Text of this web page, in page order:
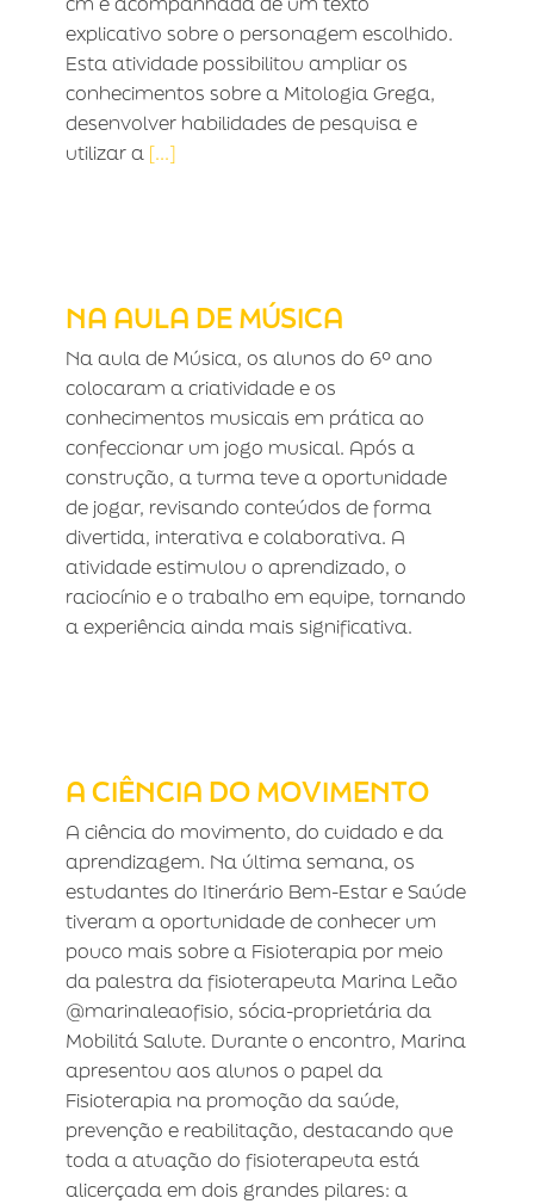
explicativo sobre o personagem escolhido.
Esta atividade possibilitou ampliar os
conhecimentos sobre a Mitologia Grega,
desenvolver habilidades de pesquisa e
utilizar a [...]
NA AULA DE MÚSICA
Na aula de Música, os alunos do 6º ano
colocaram a criatividade e os
conhecimentos musicais em prática ao
confeccionar um jogo musical. Após a
construção, a turma teve a oportunidade
de jogar, revisando conteúdos de forma
divertida, interativa e colaborativa. A
atividade estimulou o aprendizado, o
raciocínio e o trabalho em equipe, tornando
a experiência ainda mais significativa.
A CIÊNCIA DO MOVIMENTO
A ciência do movimento, do cuidado e da
aprendizagem. Na última semana, os
estudantes do Itinerário Bem-Estar e Saúde
tiveram a oportunidade de conhecer um
pouco mais sobre a Fisioterapia por meio
da palestra da fisioterapeuta Marina Leão
@marinaleaofisio, sócia-proprietária da
Mobilitá Salute. Durante o encontro, Marina
apresentou aos alunos o papel da
Fisioterapia na promoção da saúde,
prevenção e reabilitação, destacando que
toda a atuação do fisioterapeuta está
alicerçada em dois grandes pilares: a